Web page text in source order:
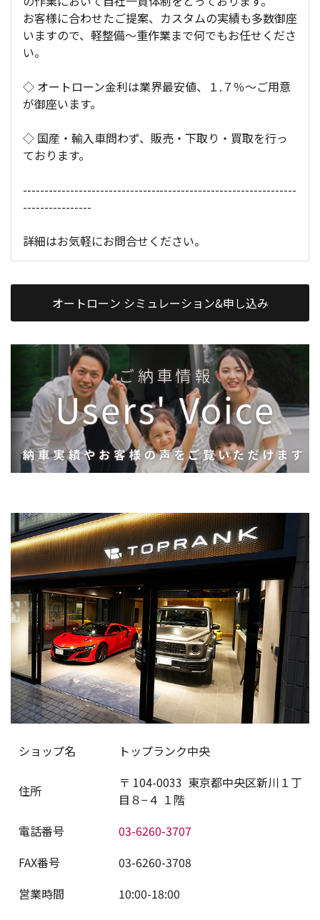
お客様に合わせたご提案、カスタムの実績も多数御座
いますので、軽整備～重作業まで何でもお任せくださ
い。
◇ オートローン金利は業界最安値、１.７％～ご用意
が御座います。
◇ 国産・輸入車問わず、販売・下取り・買取を行っ
ております。
----------------------------------------------------------------
----------------
詳細はお気軽にお問合せください。
オートローン シミュレーション&申し込み
ショップ名 トップランク中央
住所 〒 104-0033 東京都中央区新川１丁
目８−４ １階
電話番号
03-6260-3707
FAX番号
03-6260-3708
営業時間
10:00-18:00